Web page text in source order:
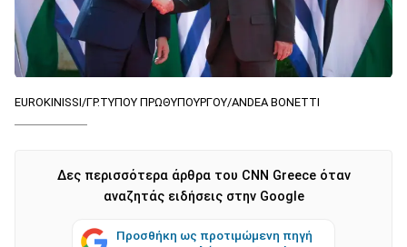
EUROKINISSI/ΓΡ.ΤΥΠΟΥ ΠΡΩΘΥΠΟΥΡΓΟΥ/ANDEA BONETTΙ
Δες περισσότερα άρθρα του CNN Greece όταν
αναζητάς ειδήσεις στην Google
Προσθήκη ως προτιμώμενη πηγή